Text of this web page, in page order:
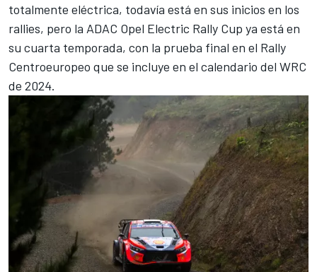
totalmente eléctrica, todavía está en sus inicios en los
rallies, pero la ADAC Opel Electric Rally Cup ya está en
su cuarta temporada, con la prueba final en el Rally
Centroeuropeo que se incluye en el calendario del WRC
de 2024.